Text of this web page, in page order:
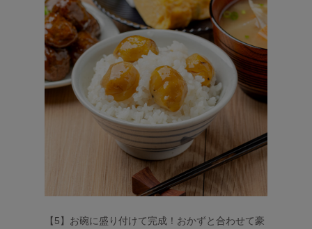
【5】お碗に盛り付けて完成！おかずと合わせて豪